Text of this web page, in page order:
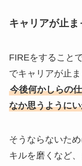
キャリアが止ま
FIREをすること
でキャリアが止
今後何かしらの
なか思うように
そうならないた
キルを磨くなど